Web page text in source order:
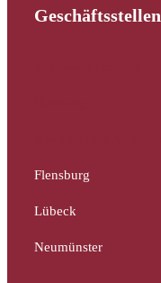
Geschäftsstellen
Flensburg
Lübeck
Neumünster